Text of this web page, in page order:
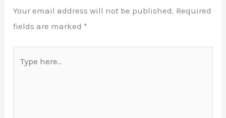
Your email address will not be published. Required
fields are marked *
here..